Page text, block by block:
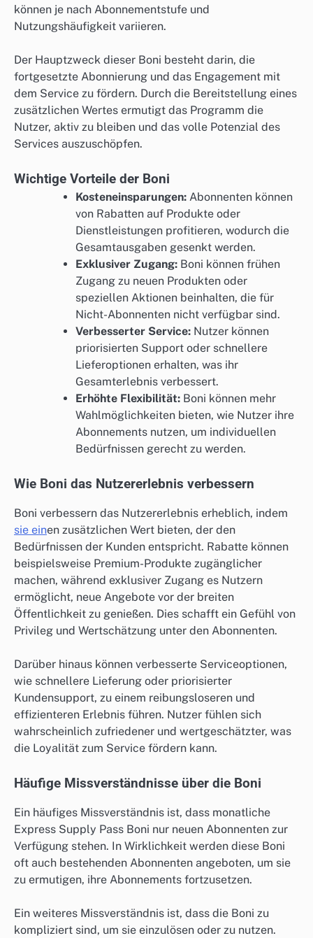
können je nach Abonnementstufe und
Nutzungshäufigkeit variieren.
Der Hauptzweck dieser Boni besteht darin, die
fortgesetzte Abonnierung und das Engagement mit
dem Service zu fördern. Durch die Bereitstellung eines
zusätzlichen Wertes ermutigt das Programm die
Nutzer, aktiv zu bleiben und das volle Potenzial des
Services auszuschöpfen.
Wichtige Vorteile der Boni
Kosteneinsparungen: Abonnenten können
von Rabatten auf Produkte oder
Dienstleistungen profitieren, wodurch die
Gesamtausgaben gesenkt werden.
Exklusiver Zugang: Boni können frühen
Zugang zu neuen Produkten oder
speziellen Aktionen beinhalten, die für
Nicht-Abonnenten nicht verfügbar sind.
Verbesserter Service: Nutzer können
priorisierten Support oder schnellere
Lieferoptionen erhalten, was ihr
Gesamterlebnis verbessert.
Erhöhte Flexibilität: Boni können mehr
Wahlmöglichkeiten bieten, wie Nutzer ihre
Abonnements nutzen, um individuellen
Bedürfnissen gerecht zu werden.
Wie Boni das Nutzererlebnis verbessern
Boni verbessern das Nutzererlebnis erheblich, indem
sie einen zusätzlichen Wert bieten, der den
Bedürfnissen der Kunden entspricht. Rabatte können
beispielsweise Premium-Produkte zugänglicher
machen, während exklusiver Zugang es Nutzern
ermöglicht, neue Angebote vor der breiten
Öffentlichkeit zu genießen. Dies schafft ein Gefühl von
Privileg und Wertschätzung unter den Abonnenten.
Darüber hinaus können verbesserte Serviceoptionen,
wie schnellere Lieferung oder priorisierter
Kundensupport, zu einem reibungsloseren und
effizienteren Erlebnis führen. Nutzer fühlen sich
wahrscheinlich zufriedener und wertgeschätzter, was
die Loyalität zum Service fördern kann.
Häufige Missverständnisse über die Boni
Ein häufiges Missverständnis ist, dass monatliche
Express Supply Pass Boni nur neuen Abonnenten zur
Verfügung stehen. In Wirklichkeit werden diese Boni
oft auch bestehenden Abonnenten angeboten, um sie
zu ermutigen, ihre Abonnements fortzusetzen.
Ein weiteres Missverständnis ist, dass die Boni zu
kompliziert sind, um sie einzulösen oder zu nutzen.